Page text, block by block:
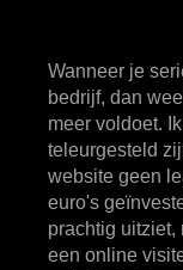
Wanneer je
bedrijf, dan
meer voldoet.
teleurgesteld
website geen
euro's
prachtig uitziet,
een online